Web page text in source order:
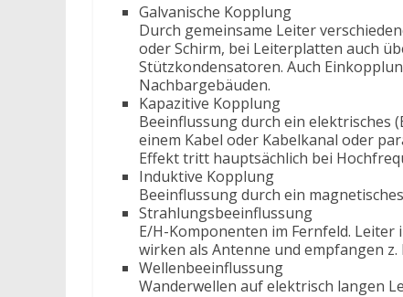
Galvanische Kopplung
Durch gemeinsame Leiter
oder Schirm, bei Leiterplatten auch
Stützkondensatoren. Auch
Nachbargebäuden.
Kapazitive Kopplung
Beeinflussung durch ein elektrisches
einem Kabel oder Kabelkanal oder
Effekt tritt hauptsächlich bei
Induktive Kopplung
Beeinflussung durch ein
Strahlungsbeeinflussung
E/H-Komponenten im Fernfeld.
wirken als Antenne und empfangen z.
Wellenbeeinflussung
Wanderwellen auf elektrisch langen